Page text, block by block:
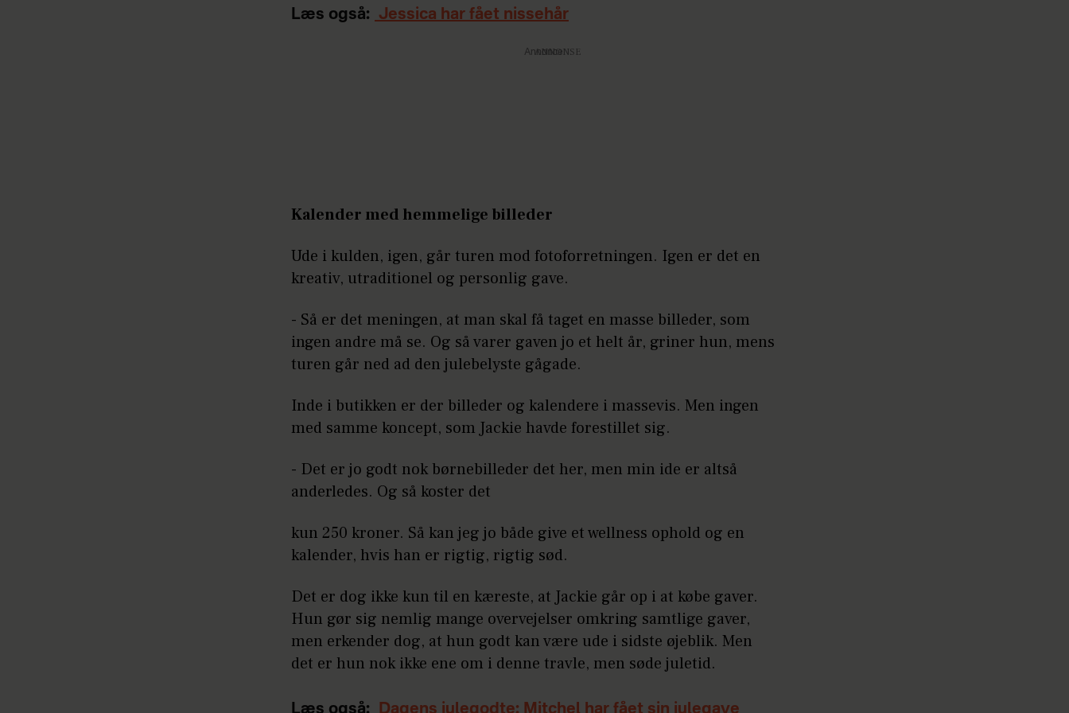
Læs også: Jessica har fået nissehår
Annonce
Kalender med hemmelige billeder
Ude i kulden, igen, går turen mod fotoforretningen. Igen er det en
kreativ, utraditionel og personlig gave.
- Så er det meningen, at man skal få taget en masse billeder, som
ingen andre må se. Og så varer gaven jo et helt år, griner hun, mens
turen går ned ad den julebelyste gågade.
Inde i butikken er der billeder og kalendere i massevis. Men ingen
med samme koncept, som Jackie havde forestillet sig.
- Det er jo godt nok børnebilleder det her, men min ide er altså
anderledes. Og så koster det
kun 250 kroner. Så kan jeg jo både give et wellness ophold og en
kalender, hvis han er rigtig, rigtig sød.
Det er dog ikke kun til en kæreste, at Jackie går op i at købe gaver.
Hun gør sig nemlig mange overvejelser omkring samtlige gaver,
men erkender dog, at hun godt kan være ude i sidste øjeblik. Men
det er hun nok ikke ene om i denne travle, men søde juletid.
Læs også: Dagens julegodte: Mitchel har fået sin julegave